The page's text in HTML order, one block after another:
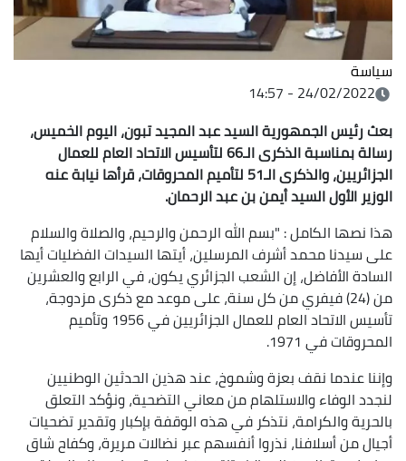
سياسة
24/02/2022 - 14:57
بعث رئيس الجمهورية السيد عبد المجيد تبون، اليوم الخميس،
رسالة بمناسبة الذكرى الـ66 لتأسيس الاتحاد العام للعمال
الجزائريين، والذكرى الـ51 لتأميم المحروقات، قرأها نيابة عنه
الوزير الأول السيد أيمن بن عبد الرحمان.
هذا نصها الكامل : "بسم الله الرحمن والرحيم، والصلاة والسلام
على سيدنا محمد أشرف المرسلين، أيتها السيدات الفضليات أيها
السادة الأفاضل، إن الشعب الجزائري يكون، في الرابع والعشرين
من (24) فيفري من كل سنة، على موعد مع ذكرى مزدوجة،
تأسيس الاتحاد العام للعمال الجزائريين في 1956 وتأميم
المحروقات في 1971.
وإننا عندما نقف بعزة وشموخ، عند هذين الحدثين الوطنيين
لنجدد الوفاء والاستلهام من معاني التضحية، ونؤكد التعلق
بالحرية والكرامة، نتذكر في هذه الوقفة بإكبار وتقدير تضحيات
‏أجيال من أسلافنا، نذروا أنفسهم عبر نضالات مريرة، وكفاح شاق